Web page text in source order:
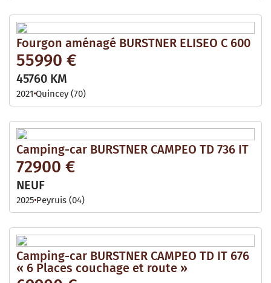
Fourgon aménagé BURSTNER ELISEO C 600
55990 €
45760 KM
2021 Quincey (70)
Camping-car BURSTNER CAMPEO TD 736 IT
72900 €
NEUF
2025 Peyruis (04)
Camping-car BURSTNER CAMPEO TD IT 676
« 6 Places couchage et route »